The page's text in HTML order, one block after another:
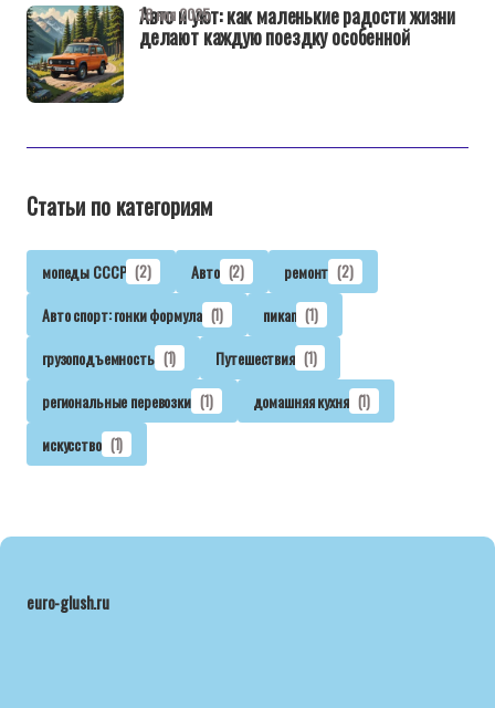
Авто и уют: как маленькие радости жизни
делают каждую поездку особенной
18 ноя 2025
Статьи по категориям
мопеды СССР (2) Авто (2) ремонт (2)
Авто спорт: гонки формула (1) пикап (1)
грузоподъемность (1) Путешествия (1)
региональные перевозки (1) домашняя кухня (1)
искусство (1)
euro-glush.ru